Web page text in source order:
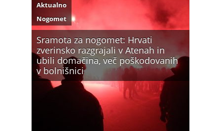
Sramota za nogomet: Hrvati
zverinsko razgrajali v Atenah in
ubili domačina, več poškodovanih
v bolnišnici
Aktualno
Nogomet